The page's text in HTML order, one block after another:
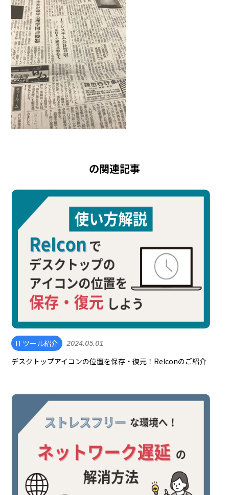
の関連記事
ITツール紹介 2024.05.01
デスクトップアイコンの位置を保存・復元！ReIconのご紹介